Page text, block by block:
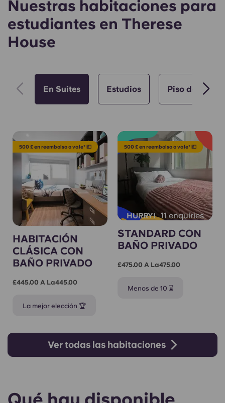
Nuestras habitaciones para
estudiantes en Therese
House
En Suites Estudios Piso de 2
500 £ en reembolso o vale* 💷
HABITACIÓN
CLÁSICA CON
BAÑO PRIVADO
£445.00 A La445.00
La mejor elección 🏆
500 £ en reembolso o vale* 💷
HURRY! 11 enquiries
STANDARD CON
BAÑO PRIVADO
£475.00 A La475.00
Menos de 10 ⌛
Ver todas las habitaciones